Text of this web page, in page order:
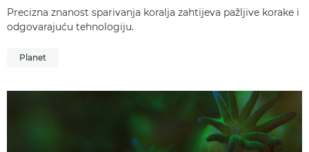
Precizna znanost sparivanja koralja zahtijeva pažljive korake i
odgovarajuću tehnologiju.
Planet